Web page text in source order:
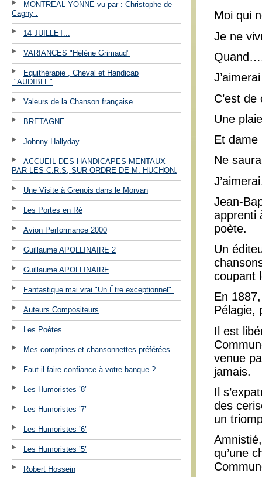
MONTREAL YONNE vu par : Christophe de
Cagny .
14 JUILLET...
VARIANCES "Hélène Grimaud"
Equithérapie , Cheval et Handicap
."AUDIBLE"
Valeurs de la Chanson française
BRETAGNE
Johnny Hallyday
ACCUEIL DES HANDICAPES MENTAUX
PAR LES C.R.S, SUR ORDRE DE M. HUCHON.
Une Visite à Grenois dans le Morvan
Les Portes en Ré
Avion Performance 2000
Guillaume APOLLINAIRE 2
Guillaume APOLLINAIRE
Fantastique mai vrai "Un Être exceptionnel".
Auteurs Compositeurs
Les Poètes
Mes comptines et chansonnettes préférées
Faut-il faire confiance à votre banque ?
Les Humoristes ’8’
Les Humoristes ’7’
Les Humoristes ’6’
Les Humoristes ’5’
Robert Hossein
Moi qui
Je ne
C’est
Une
Et dame
Ne
Jean-
apprenti
poète.
Un
coupant
En
Pélagie,
Il est
venue
jamais.
Il
des
un
qu’une